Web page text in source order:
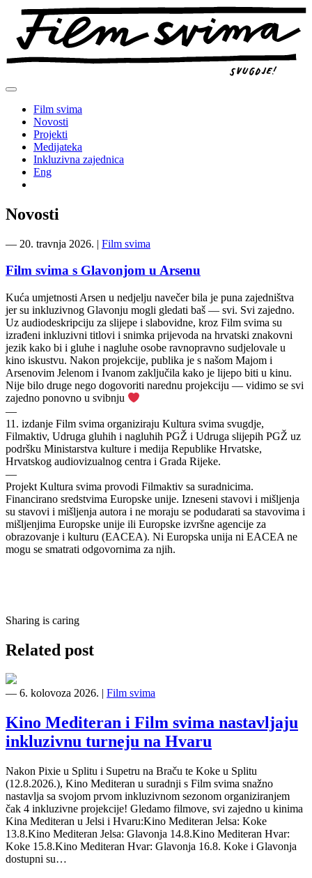
Preskoči
sadržaj
Film svima
Novosti
Projekti
Medijateka
Inkluzivna zajednica
Eng
Novosti
― 20. travnja 2026. | Film svima
Film svima s Glavonjom u Arsenu
Kuća umjetnosti Arsen u nedjelju navečer bila je puna zajedništva
jer su inkluzivnog Glavonju mogli gledati baš — svi. Svi zajedno.
Uz audiodeskripciju za slijepe i slabovidne, kroz Film svima su
izrađeni inkluzivni titlovi i snimka prijevoda na hrvatski znakovni
jezik kako bi i gluhe i nagluhe osobe ravnopravno sudjelovale u
kino iskustvu. Nakon projekcije, publika je s našom Majom i
Arsenovim Jelenom i Ivanom zaključila kako je lijepo biti u kinu.
Nije bilo druge nego dogovoriti narednu projekciju — vidimo se svi
zajedno ponovno u svibnju
—
11.⁠ ⁠izdanje Film svima organiziraju Kultura svima svugdje,
Filmaktiv, Udruga gluhih i nagluhih PGŽ i Udruga slijepih PGŽ uz
podršku Ministarstva kulture i medija Republike Hrvatske,
Hrvatskog audiovizualnog centra i Grada Rijeke.
—
Projekt Kultura svima provodi Filmaktiv sa suradnicima.
Financirano sredstvima Europske unije. Izneseni stavovi i mišljenja
su stavovi i mišljenja autora i ne moraju se podudarati sa stavovima i
mišljenjima Europske unije ili Europske izvršne agencije za
obrazovanje i kulturu (EACEA). Ni Europska unija ni EACEA ne
mogu se smatrati odgovornima za njih.
Sharing is caring
Related post
― 6. kolovoza 2026. | Film svima
Kino Mediteran i Film svima nastavljaju
inkluzivnu turneju na Hvaru
Nakon Pixie u Splitu i Supetru na Braču te Koke u Splitu
(12.8.2026.), Kino Mediteran u suradnji s Film svima snažno
nastavlja sa svojom prvom inkluzivnom sezonom organiziranjem
čak 4 inkluzivne projekcije! Gledamo filmove, svi zajedno u kinima
Kina Mediteran u Jelsi i Hvaru:Kino Mediteran Jelsa: Koke
13.8.Kino Mediteran Jelsa: Glavonja 14.8.Kino Mediteran Hvar:
Koke 15.8.Kino Mediteran Hvar: Glavonja 16.8. Koke i Glavonja
dostupni su…